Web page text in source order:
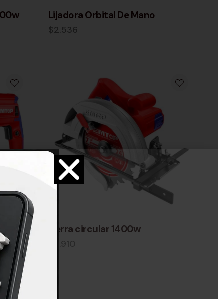
Lijadora Orbital De Mano
$2.536
sierra circular 1400w